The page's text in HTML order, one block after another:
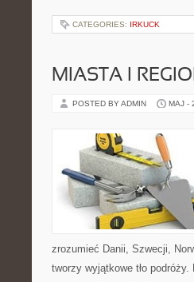
CATEGORIES: IRKUCK
MIASTA I
POSTED BY ADMIN MAJ -
zrozumieć Danii, Szwecji,
tworzy wyjątkowe tło